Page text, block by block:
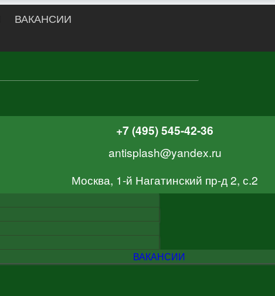
ВАКАНСИИ
+7 (495) 545-42-36
antisplash@yandex.ru
Москва, 1-й Нагатинский пр-д 2, с.2
ВАКАНСИИ